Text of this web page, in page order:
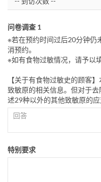
问卷调查 1
※若在预约时间过后20分钟仍
消预约。
※如有食物过敏情况，请予以填
【关于有食物过敏史的顾客
致敏原的相关信息。但对于
述29种以外的其他致敏原的
特别要求